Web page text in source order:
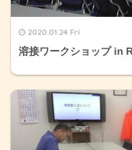
2020.01.24 Fri
溶接ワークショップ in